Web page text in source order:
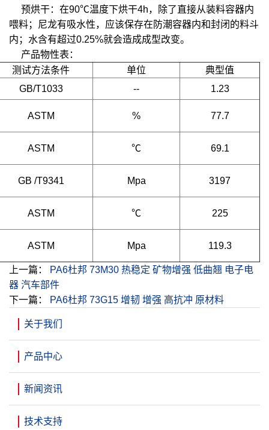
预烘干：在90℃温度下烘干4h，除了直接从装料容器内
喂料；尼龙有吸水性，应该保存在防潮容器内和封闭的料斗
内；水含有超过0.25%就会造成成型改变。
产品物性表：
测试方法条件
单位
典型值
GB/T1033
-- 1.23
ASTM % 77.7
ASTM ℃ 69.1
GB /T9341 Mpa 3197
ASTM ℃ 225
ASTM Mpa 119.3
上一篇：
PA6杜邦 73M30 热稳定 矿物增强 低曲翘 电子电
器 汽车部件
下一篇：
PA6杜邦 73G15 增韧 增强 高抗冲 原材料
关于我们
产品中心
新闻资讯
技术支持